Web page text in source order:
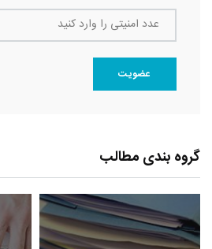
عدد امنیتی را وارد کنید
عضویت
گروه بندی مطالب